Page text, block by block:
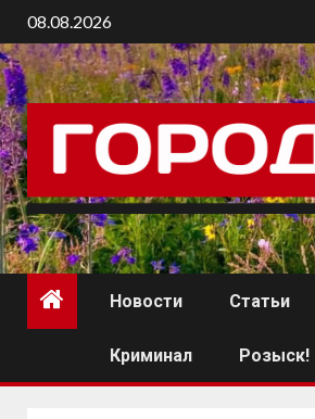
08.08.2026
Новости Статьи
Криминал Розыск!